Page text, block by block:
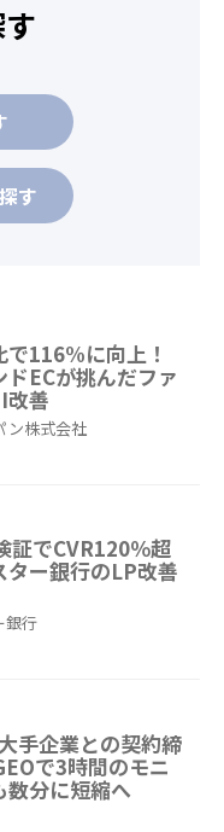
す
116%に向上！
ECが挑んだファ
改善
ン株式会社
証でCVR120％超
ター銀行のLP改善
銀行
手企業との契約締
で3時間のモニ
数分に短縮へ